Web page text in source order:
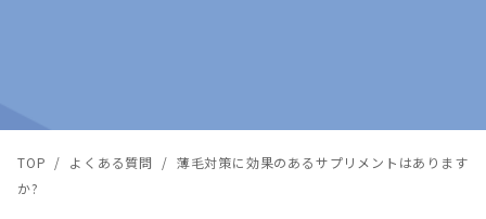
TOP / よくある質問 / 薄毛対策に効果のあるサプリメントはあります
か?